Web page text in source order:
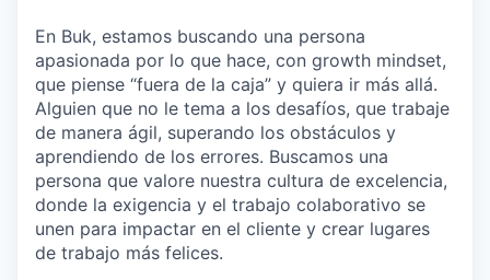
En Buk, estamos buscando una persona
apasionada por lo que hace, con growth mindset,
que piense “fuera de la caja” y quiera ir más allá.
Alguien que no le tema a los desafíos, que trabaje
de manera ágil, superando los obstáculos y
aprendiendo de los errores. Buscamos una
persona que valore nuestra cultura de excelencia,
donde la exigencia y el trabajo colaborativo se
unen para impactar en el cliente y crear lugares
de trabajo más felices.